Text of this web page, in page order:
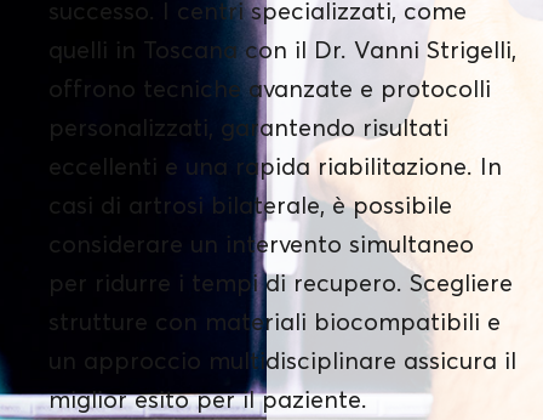
successo. I centri specializzati, come
quelli in Toscana con il Dr. Vanni Strigelli,
offrono tecniche avanzate e protocolli
personalizzati, garantendo risultati
eccellenti e una rapida riabilitazione. In
casi di artrosi bilaterale, è possibile
considerare un intervento simultaneo
per ridurre i tempi di recupero. Scegliere
strutture con materiali biocompatibili e
un approccio multidisciplinare assicura il
miglior esito per il paziente.